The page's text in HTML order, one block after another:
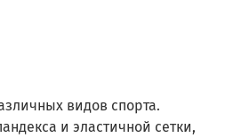
видов спорта.
и эластичной сетки,